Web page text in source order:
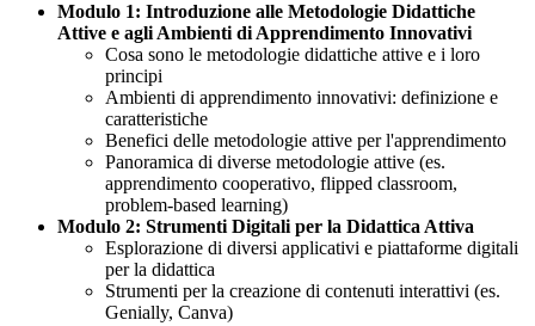
Modulo 1: Introduzione alle Metodologie Didattiche
Attive e agli Ambienti di Apprendimento Innovativi
Cosa sono le metodologie didattiche attive e i loro
principi
Ambienti di apprendimento innovativi: definizione e
caratteristiche
Benefici delle metodologie attive per l'apprendimento
Panoramica di diverse metodologie attive (es.
apprendimento cooperativo, flipped classroom,
problem-based learning)
Modulo 2: Strumenti Digitali per la Didattica Attiva
Esplorazione di diversi applicativi e piattaforme digitali
per la didattica
Strumenti per la creazione di contenuti interattivi (es.
Genially, Canva)